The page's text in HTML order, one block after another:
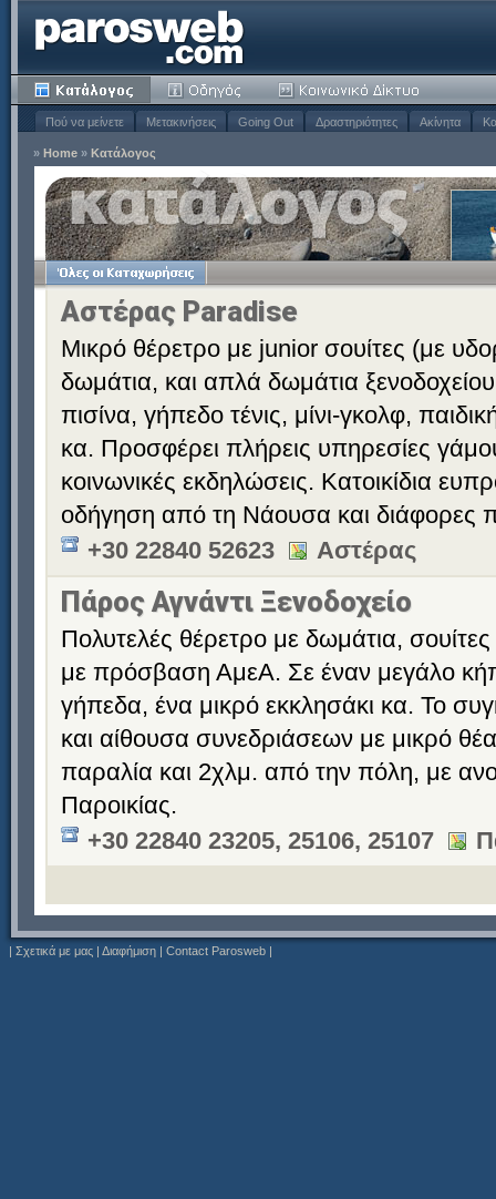
Πού να μείνετε Μετακινήσεις Going Out Δραστηριότητες Ακίνητα
» Home » Κατάλογος
Αστέρας Paradise
Μικρό θέρετρο με junior σουίτες (με
δωμάτια, και απλά δωμάτια
πισίνα, γήπεδο τένις, μίνι-γκολφ,
κα. Προσφέρει πλήρεις υπηρεσίες γάμου
κοινωνικές εκδηλώσεις. Κατοικίδια
οδήγηση από τη Νάουσα και διάφορες
+30 22840 52623
Αστέρας
Πάρος Αγνάντι Ξενοδοχείο
Πολυτελές θέρετρο με δωμάτια,
με πρόσβαση ΑμεΑ. Σε έναν μεγάλο
γήπεδα, ένα μικρό εκκλησάκι κα. Το
και αίθουσα συνεδριάσεων με μικρό
παραλία και 2χλμ. από την πόλη, με
Παροικίας.
+30 22840 23205, 25106, 25107
| Σχετικά με μας | Διαφήμιση | Contact Parosweb |